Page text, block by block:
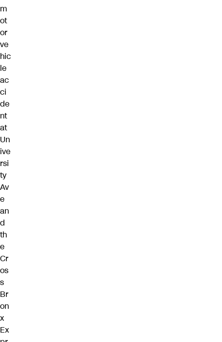
m
ot
or
ve
hic
le
ac
ci
de
nt
at
Un
ive
rsi
ty
Av
e
an
d
th
e
Cr
os
s
Br
on
x
Ex